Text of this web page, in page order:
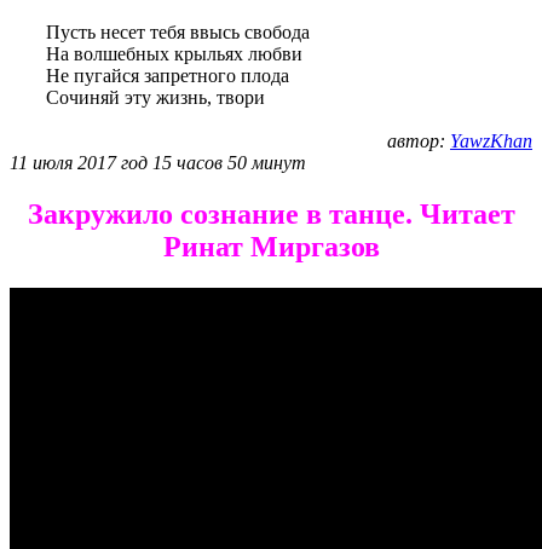
Пусть несет тебя ввысь свобода
На волшебных крыльях любви
Не пугайся запретного плода
Сочиняй эту жизнь, твори
автор: YawzKhan
11 июля 2017 год 15 часов 50 минут
Закружило сознание в танце. Читает
Ринат Миргазов